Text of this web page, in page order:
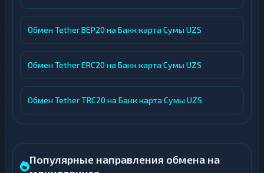
Обмен Tether BEP20 на Банк карта Сумы UZS
Обмен Tether ERC20 на Банк карта Сумы UZS
Обмен Tether TRC20 на Банк карта Сумы UZS
Популярные направления обмена на